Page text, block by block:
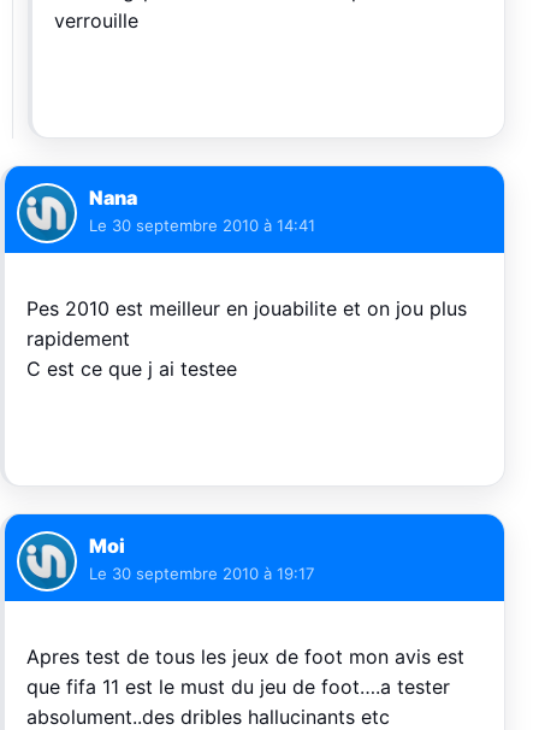
verrouille
Nana
Le 30 septembre 2010 à 14:41
Pes 2010 est meilleur en jouabilite et on jou plus
rapidement
C est ce que j ai testee
Moi
Le 30 septembre 2010 à 19:17
Apres test de tous les jeux de foot mon avis est
que fifa 11 est le must du jeu de foot….a tester
absolument..des dribles hallucinants etc